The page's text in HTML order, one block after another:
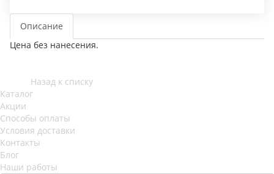
Описание
Цена без нанесения.
Назад к списку
Каталог
Акции
Способы оплаты
Условия доставки
Контакты
Блог
Наши работы